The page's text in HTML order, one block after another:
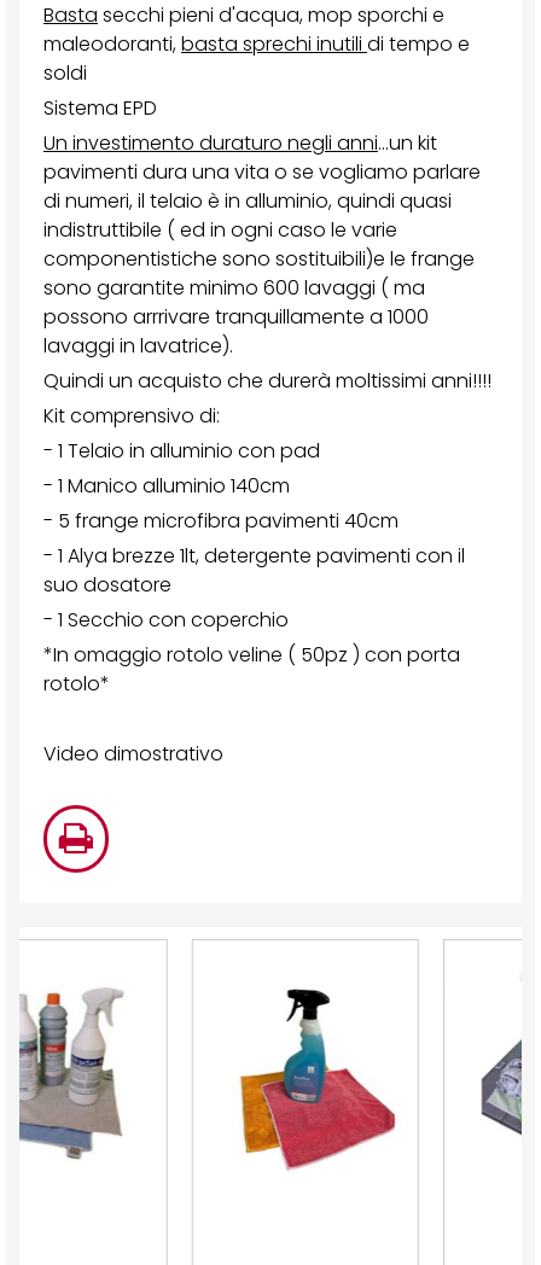
Basta secchi pieni d'acqua, mop sporchi e
maleodoranti,basta sprechi inutili di tempo e
soldi
Sistema EPD
Un investimento duraturo negli anni...un kit
pavimenti dura una vita o se vogliamo parlare
di numeri, il telaio è in alluminio, quindi quasi
indistruttibile ( ed in ogni caso le varie
componentistiche sono sostituibili)e le frange
sono garantite minimo 600 lavaggi ( ma
possono arrrivare tranquillamente a 1000
lavaggi in lavatrice).
Quindi un acquisto che durerà moltissimi anni!!!!
Kit comprensivo di:
- 1 Telaio in alluminio con pad
- 1 Manico alluminio 140cm
- 5 frange microfibra pavimenti 40cm
- 1 Alya brezze 1lt, detergente pavimenti con il
suo dosatore
- 1 Secchio con coperchio
*In omaggio rotolo veline ( 50pz ) con porta
rotolo*
Video dimostrativo